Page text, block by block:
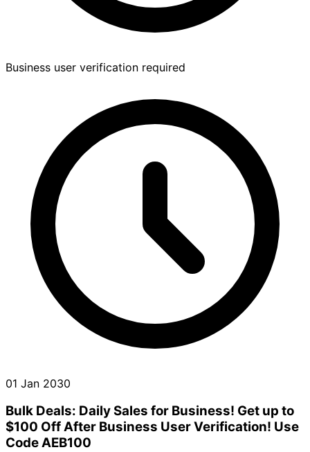
Business user verification required
01 Jan 2030
Bulk Deals: Daily Sales for Business! Get up to
$100 Off After Business User Verification! Use
Code AEB100